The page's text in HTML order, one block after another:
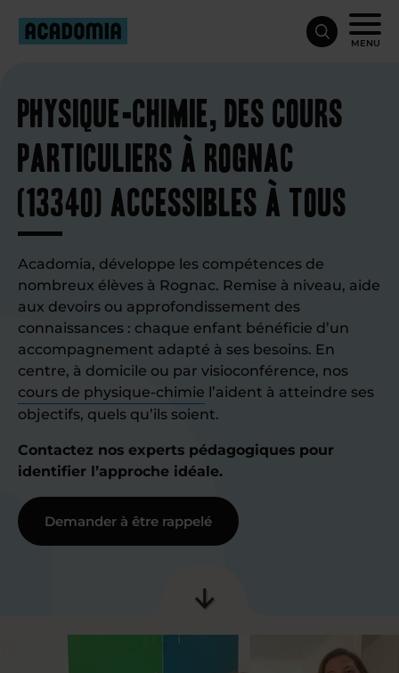
MENU
Physique-chimie, des cours
particuliers à Rognac
(13340) accessibles à tous
Acadomia, développe les compétences de
nombreux élèves à Rognac. Remise à niveau, aide
aux devoirs ou approfondissement des
connaissances : chaque enfant bénéficie d’un
accompagnement adapté à ses besoins. En
centre, à domicile ou par visioconférence, nos
cours de physique-chimie l’aident à atteindre ses
objectifs, quels qu’ils soient.
Contactez nos experts pédagogiques pour
identifier l’approche idéale.
Demander à être rappelé